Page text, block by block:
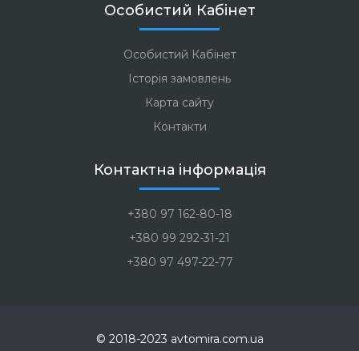
Особистий Кабінет
Особистий Кабінет
Історія замовлень
Карта сайту
Контакти
Контактна інформація
+380 97 162-80-18
+380 99 292-31-21
+380 97 497-22-77
© 2018-2023 avtomira.com.ua